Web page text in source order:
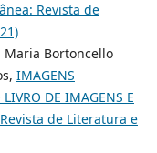
Revista de
Maria Bortoncello
IMAGENS
DE IMAGENS E
de Literatura e